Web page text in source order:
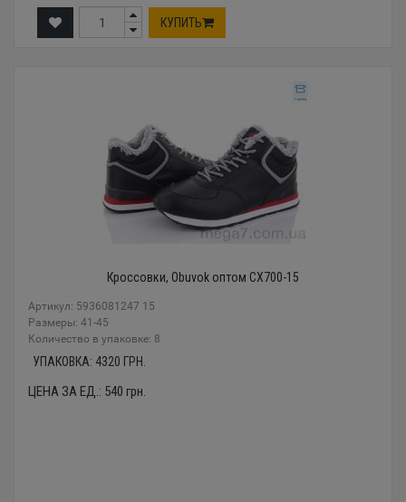
КУПИТЬ
Кроссовки, Obuvok оптом CX700-15
Артикул: 5936081247 15
Размеры: 41-45
Количество в упаковке: 8
УПАКОВКА: 4320 ГРН.
ЦЕНА ЗА ЕД.: 540 грн.